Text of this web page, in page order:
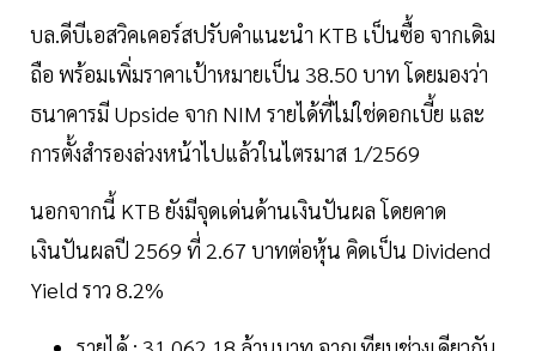
บล.ดีบีเอสวิคเคอร์สปรับคำแนะนำ KTB เป็นซื้อ จากเดิม
ถือ พร้อมเพิ่มราคาเป้าหมายเป็น 38.50 บาท โดยมองว่า
ธนาคารมี Upside จาก NIM รายได้ที่ไม่ใช่ดอกเบี้ย และ
การตั้งสำรองล่วงหน้าไปแล้วในไตรมาส 1/2569
นอกจากนี้ KTB ยังมีจุดเด่นด้านเงินปันผล โดยคาด
เงินปันผลปี 2569 ที่ 2.67 บาทต่อหุ้น คิดเป็น Dividend
Yield ราว 8.2%